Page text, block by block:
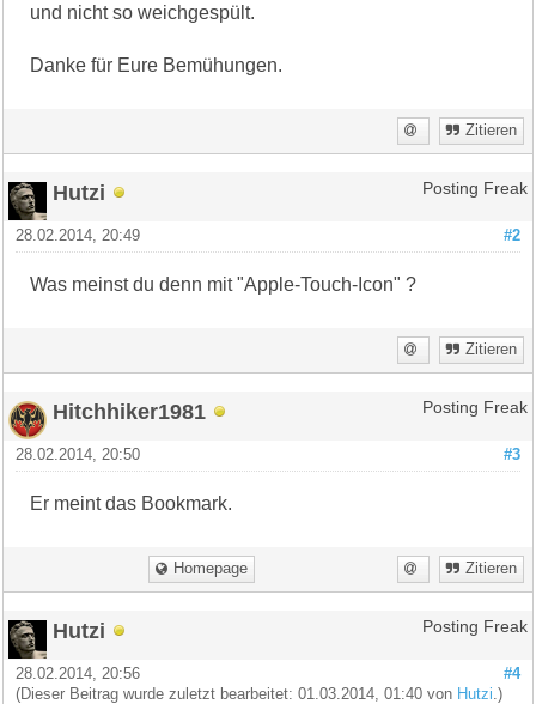
und nicht so weichgespült.
Danke für Eure Bemühungen.
Zitieren
Hutzi Posting Freak
#2
28.02.2014, 20:49
Was meinst du denn mit "Apple-Touch-Icon" ?
Zitieren
Hitchhiker1981 Posting Freak
#3
28.02.2014, 20:50
Er meint das Bookmark.
Homepage Zitieren
Hutzi Posting Freak
#4
28.02.2014, 20:56
(Dieser Beitrag wurde zuletzt bearbeitet: 01.03.2014, 01:40 von Hutzi .)